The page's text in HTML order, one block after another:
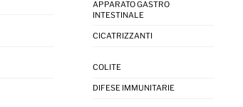
APPARATO GASTRO
INTESTINALE
CICATRIZZANTI
COLITE
DIFESE IMMUNITARIE